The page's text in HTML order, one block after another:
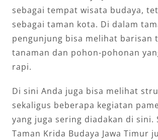
sebagai tempat wisata budaya,
sebagai taman kota. Di dalam
pengunjung bisa melihat barisan
tanaman dan pohon-pohonan
rapi.
Di sini Anda juga bisa melihat
sekaligus beberapa kegiatan
yang juga sering diadakan di sini.
Taman Krida Budaya Jawa Timur